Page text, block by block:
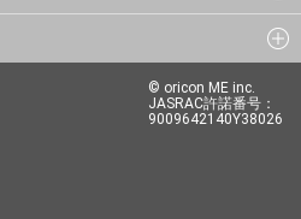
© oricon ME inc.
JASRAC許諾番号：
9009642140Y38026